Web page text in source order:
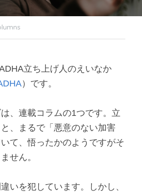
立ち上げ人のえいなか
）です。
、連載コラムの1つです。立
、まるで「悪意のない加害
て、悟ったかのようですがそ
せん。
いを犯しています。しかし、